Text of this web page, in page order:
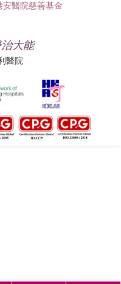
安醫院慈善基金
大能
醫院